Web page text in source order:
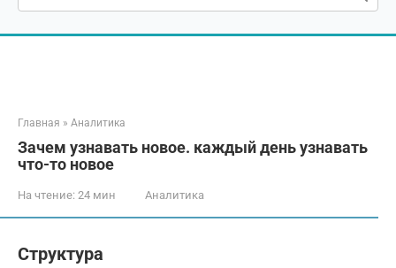
Главная » Аналитика
Зачем узнавать новое. каждый день узнавать
что-то новое
На чтение: 24 мин Аналитика
Структура